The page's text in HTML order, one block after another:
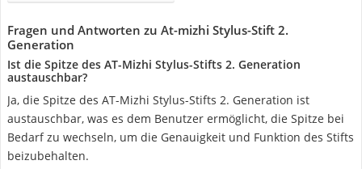
Fragen und Antworten zu At-mizhi Stylus-Stift 2.
Generation
Ist die Spitze des AT-Mizhi Stylus-Stifts 2. Generation
austauschbar?
Ja, die Spitze des AT-Mizhi Stylus-Stifts 2. Generation ist
austauschbar, was es dem Benutzer ermöglicht, die Spitze bei
Bedarf zu wechseln, um die Genauigkeit und Funktion des Stifts
beizubehalten.